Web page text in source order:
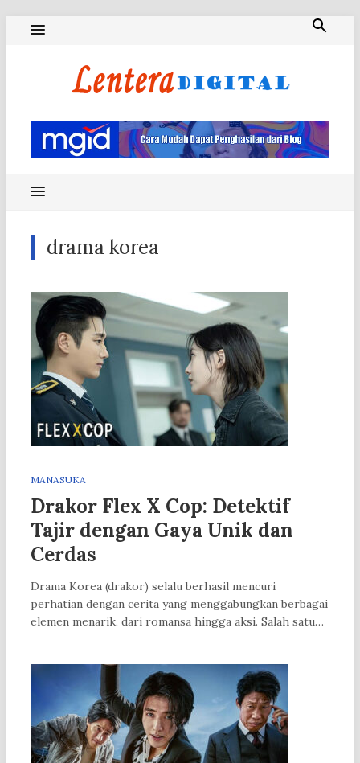
drama korea
MANASUKA
Drakor Flex X Cop: Detektif
Tajir dengan Gaya Unik dan
Cerdas
Drama Korea (drakor) selalu berhasil mencuri
perhatian dengan cerita yang menggabungkan berbagai
elemen menarik, dari romansa hingga aksi. Salah satu…